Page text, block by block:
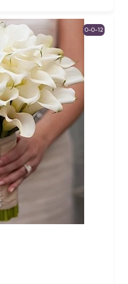
0-0-12